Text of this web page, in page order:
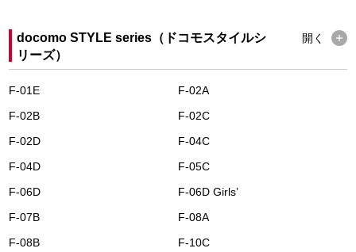
docomo STYLE series（ドコモスタイルシ
リーズ）
開く
F-01E
F-02A
F-02B
F-02C
F-02D
F-04C
F-04D
F-05C
F-06D
F-06D Girls’
F-07B
F-08A
F-08B
F-10C